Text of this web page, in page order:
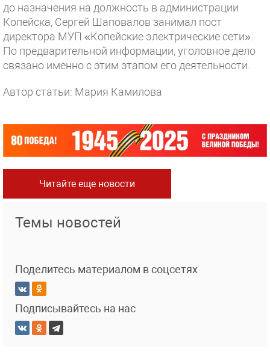
до назначения на должность в администрации
Копейска, Сергей Шаповалов занимал пост
директора МУП «Копейские электрические сети».
По предварительной информации, уголовное дело
связано именно с этим этапом его деятельности.
Автор статьи: Мария Камилова
Читайте еще новости
Темы новостей
Поделитесь материалом в соцсетях
Подписывайтесь на нас